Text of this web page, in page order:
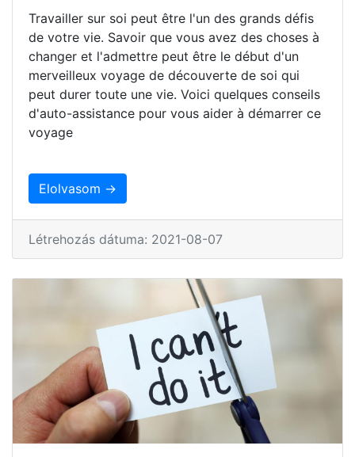
Travailler sur soi peut être l'un des grands défis
de votre vie. Savoir que vous avez des choses à
changer et l'admettre peut être le début d'un
merveilleux voyage de découverte de soi qui
peut durer toute une vie. Voici quelques conseils
d'auto-assistance pour vous aider à démarrer ce
voyage
Elolvasom →
Létrehozás dátuma: 2021-08-07